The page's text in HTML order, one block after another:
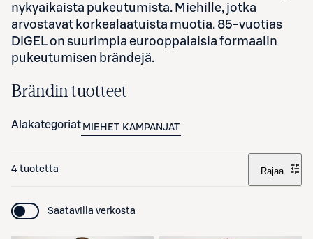
nykyaikaista pukeutumista. Miehille, jotka
arvostavat korkealaatuista muotia. 85-vuotias
DIGEL on suurimpia eurooppalaisia formaalin
pukeutumisen brändejä.
Brändin tuotteet
Alakategoriat MIEHET KAMPANJAT
4 tuotetta Rajaa
Saatavilla verkosta